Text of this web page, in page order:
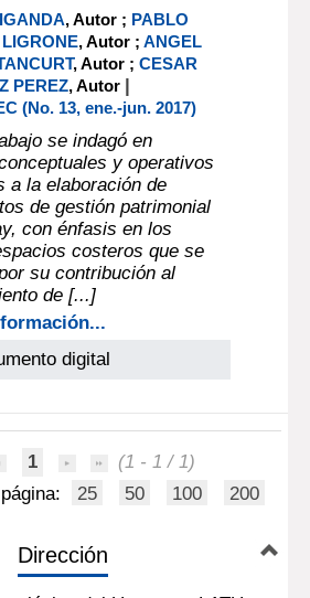
, Autor ; PABLO
, Autor ;ANGEL
, Autor ;CESAR
PEREZ, Autor |
(No. 13, ene.-jun. 2017)
se indagó en
y operativos
a la elaboración de
de gestión patrimonial
con énfasis en los
costeros que se
su contribución al
de [...]
digital
1
(1 - 1 / 1)
25 50 100 200
Dirección